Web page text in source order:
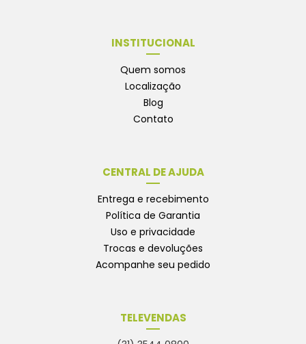
INSTITUCIONAL
Quem somos
Localização
Blog
Contato
CENTRAL DE AJUDA
Entrega e recebimento
Política de Garantia
Uso e privacidade
Trocas e devoluções
Acompanhe seu pedido
TELEVENDAS